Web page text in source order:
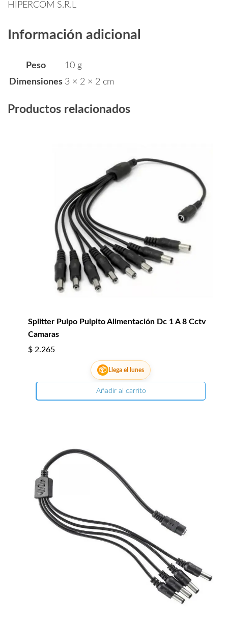
HIPERCOM S.R.L
Información adicional
Peso
10 g
Dimensiones 3 × 2 × 2 cm
Productos relacionados
Splitter Pulpo Pulpito Alimentación Dc 1 A 8 Cctv
Camaras
$ 2.265
📦 Llega el lunes
Añadir al carrito